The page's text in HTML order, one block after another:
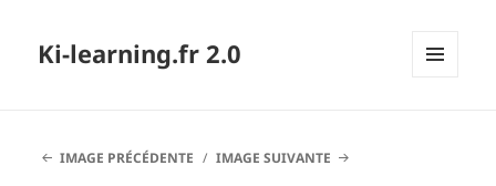
Ki-learning.fr 2.0
IMAGE PRÉCÉDENTE
IMAGE SUIVANTE